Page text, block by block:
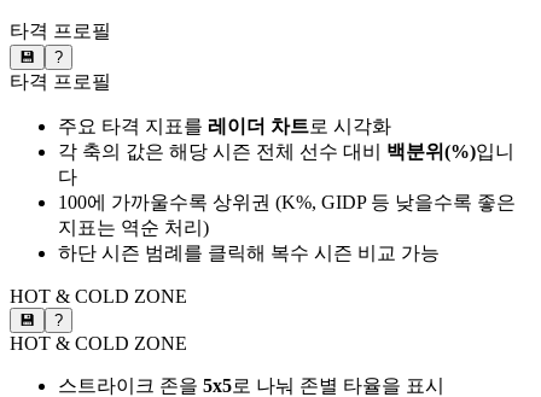
타격 프로필
💾 ?
타격 프로필
주요 타격 지표를 레이더 차트로 시각화
각 축의 값은 해당 시즌 전체 선수 대비 백분위(%)입니
다
100에 가까울수록 상위권 (K%, GIDP 등 낮을수록 좋은
지표는 역순 처리)
하단 시즌 범례를 클릭해 복수 시즌 비교 가능
HOT & COLD ZONE
💾 ?
HOT & COLD ZONE
스트라이크 존을 5x5로 나눠 존별 타율을 표시